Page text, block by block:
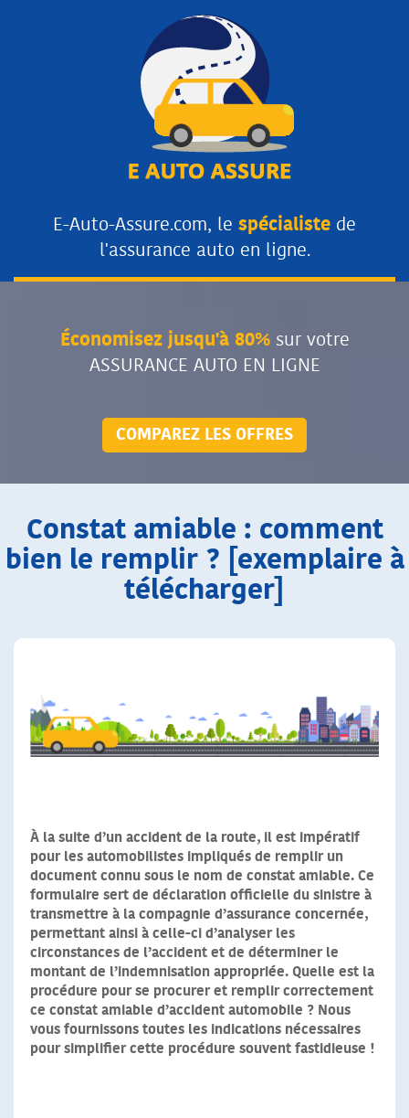
E-Auto-Assure.com, le spécialiste de
l'assurance auto en ligne.
Économisez jusqu'à 80% sur votre
ASSURANCE AUTO EN LIGNE
COMPAREZ LES OFFRES
Constat amiable : comment
bien le remplir ? [exemplaire à
télécharger]
À la suite d’un accident de la route, il est impératif
pour les automobilistes impliqués de remplir un
document connu sous le nom de constat amiable. Ce
formulaire sert de déclaration officielle du sinistre à
transmettre à la compagnie d’assurance concernée,
permettant ainsi à celle-ci d’analyser les
circonstances de l’accident et de déterminer le
montant de l’indemnisation appropriée. Quelle est la
procédure pour se procurer et remplir correctement
ce constat amiable d’accident automobile ? Nous
vous fournissons toutes les indications nécessaires
pour simplifier cette procédure souvent fastidieuse !